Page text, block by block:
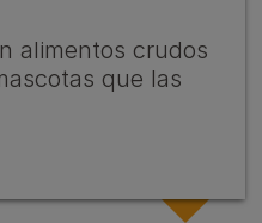
alimentos crudos
que las